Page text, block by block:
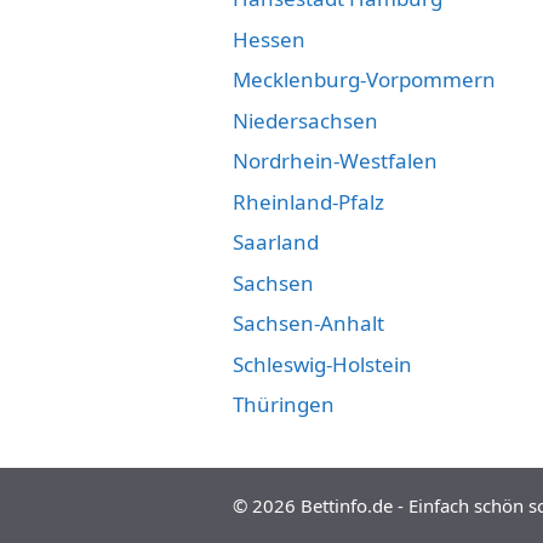
Hessen
Mecklenburg-Vorpommern
Niedersachsen
Nordrhein-Westfalen
Rheinland-Pfalz
Saarland
Sachsen
Sachsen-Anhalt
Schleswig-Holstein
Thüringen
© 2026 Bettinfo.de - Einfach schön